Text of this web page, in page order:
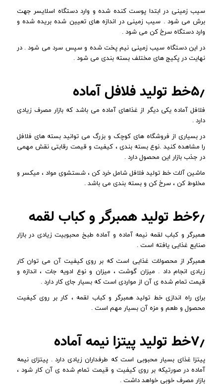
سیب زمینی در ابتدا پوست کنده شده و وارد دستگاه اسلایسر جهت
برش می شود . سیب زمینی در اندازه های تعیین شده بریده شده و
وارد دستگاه سرخ کن می شود .
در این دستگاه سیب زمینی نیم پخت شده و سپس سرد می شود . در
نهایت در پکیج های مختلف بسته بندی می شود .
۵٫خط تولید فلافل آماده
فلافل آماده یکی دیگر از غذاهای آماده می باشد که بازار مصرف زیادی
دارد .
در بسیاری از فروشگاه های کوچک و بزرگ می توانید بسته های فلافل
را مشاهده کنید .نوع بسته بندی ، کیفیت و قیمت رقابتی نقش مهمی
در جذب بازار این محصول دارد .
ماشین آلات خط تولید فلافل شامل خرد کن ، شستشوی مواد ، میکسر و
مخلوط کن ، سرخ کن و بسته بندی می باشد .
۶٫خط تولید همبرگر و کباب لقمه
همبرگر و کباب لقمه نیمه آماده و آماده طبخ محبوبیت زیادی در بازار
صنایع غذایی یافته است .
همبرگر از محصولات غذایی است که بر روی کیفیت آن می توان کار
زیادی انجام داد . میزان گوشت ، میزان و نوع ادویه جات ، اندازه و
قیمت تمام شده ی آن از مواردی است که بسیار جای کار دارد .
برای راه اندازی خط تولید همبرگر و کباب لقمه ، کار بر روی کیفیت
محصول و طعم و مزه آن بسیار مهم است .
۷٫خط تولید پیتزا نیمه آماده
پیتزا غذای بسیار محبوبی است که طرفداران زیادی دارد . پیتزای نیمه
آماده در صورتیکه بر روی کیفیت و قیمت تمام شده ی آن کار شود ،
بازار مصرف خوبی خواهد داشت .